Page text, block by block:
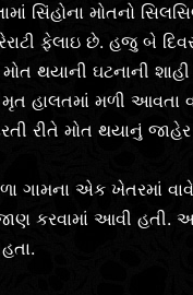
સિંહોના મોતનો
ફેલાઇ છે. હજુ બે
થયાની ઘટનાની
હાલતમાં મળી આવતા
રીતે મોત થયાનું
ગામના એક ખેતરમાં
કરવામાં આવી હતી.